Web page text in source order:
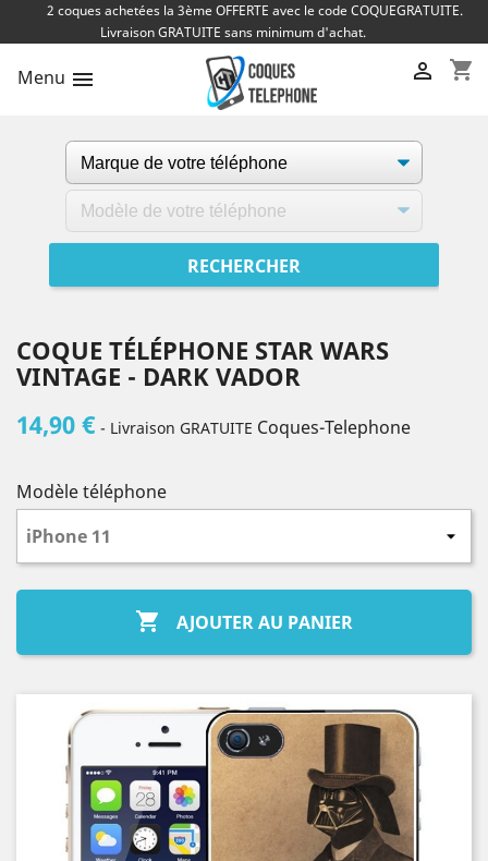
2 coques achetées la 3ème OFFERTE avec le code COQUEGRATUITE.
Livraison GRATUITE sans minimum d'achat.
Menu  shopping_cart

COQUE TÉLÉPHONE STAR WARS
VINTAGE - DARK VADOR
14,90 € - Livraison GRATUITE Coques-Telephone
Modèle téléphone
 AJOUTER AU PANIER